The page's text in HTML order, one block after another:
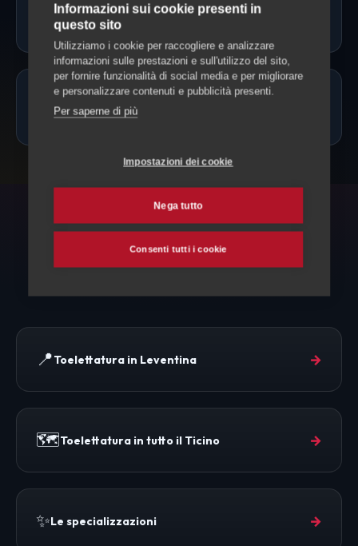
Fate toelettatura a domicilio a
Personico?
Quanto costa la toelettatura a
Personico?
ESPLORA ANCHE
Toelettatura e altri servizi
📍Toelettatura in Leventina →
🗺️Toelettatura in tutto il Ticino →
✨Le specializzazioni →
Informazioni sui cookie presenti in
questo sito
Utilizziamo i cookie per raccogliere e analizzare
informazioni sulle prestazioni e sull'utilizzo del sito,
per fornire funzionalità di social media e per migliorare
e personalizzare contenuti e pubblicità presenti.
Per saperne di più
Impostazioni dei cookie
Nega tutto
Consenti tutti i cookie